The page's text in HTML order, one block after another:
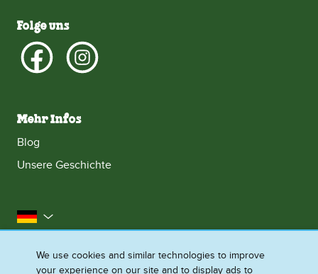
Folge uns
Mehr Infos
Blog
Unsere Geschichte
Deutschland
Impressum
Datenschutzhinweis
Rechtliches
We use cookies and similar technologies to improve
your experience on our site and to display ads to